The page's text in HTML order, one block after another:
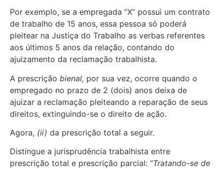
Por exemplo, se a empregada “X” possui um contrato
de trabalho de 15 anos, essa pessoa só poderá
pleitear na Justiça do Trabalho as verbas referentes
aos últimos 5 anos da relação, contando do
ajuizamento da reclamação trabalhista.
A prescrição bienal, por sua vez, ocorre quando o
empregado no prazo de 2 (dois) anos deixa de
ajuizar a reclamação pleiteando a reparação de seus
direitos, extinguindo-se o direito de ação.
Agora, (ii) da prescrição total a seguir.
Distingue a jurisprudência trabalhista entre
prescrição total e prescrição parcial: “Tratando-se de